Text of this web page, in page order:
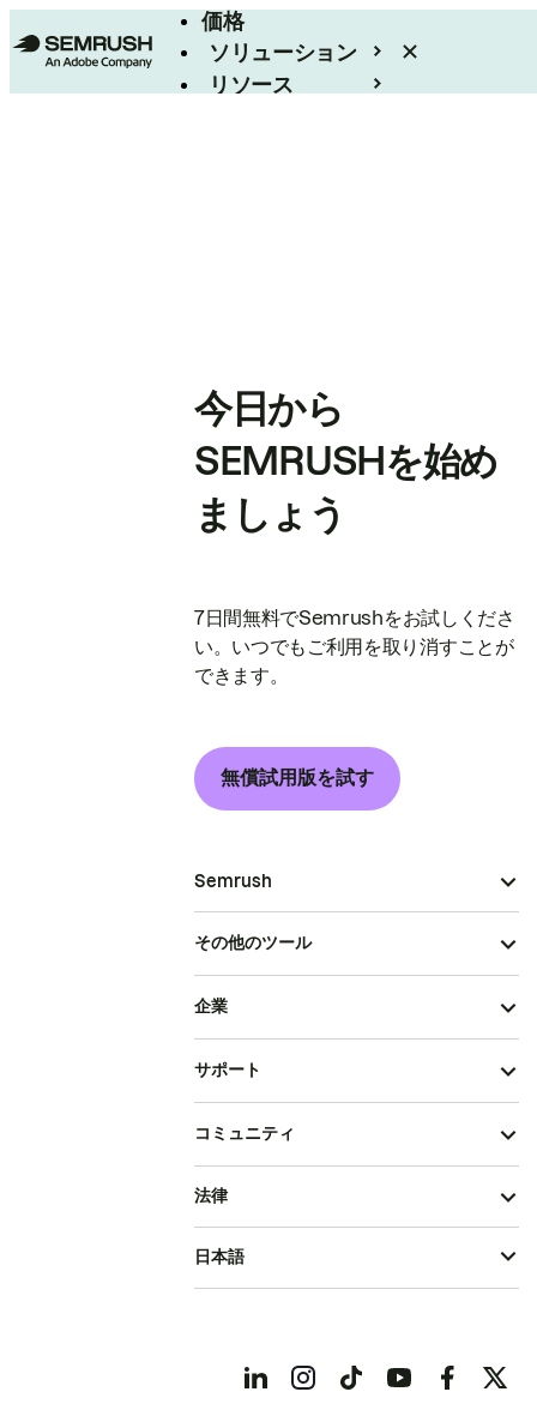
価格
ソリューション
リソース
今日から
SEMRUSHを始め
ましょう
7日間無料でSemrushをお試しくださ
い。いつでもご利用を取り消すことが
できます。
無償試用版を試す
Semrush
その他のツール
企業
サポート
コミュニティ
法律
日本語